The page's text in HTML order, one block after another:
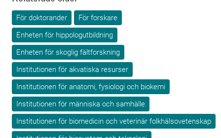
För doktorander
För forskare
Enheten för hippologutbildning
Enheten för skoglig fältforskning
Institutionen för akvatiska resurser
Institutionen för anatomi, fysiologi och biokemi
Institutionen för människa och samhälle
Institutionen för biomedicin och veterinär folkhälsovetenskap